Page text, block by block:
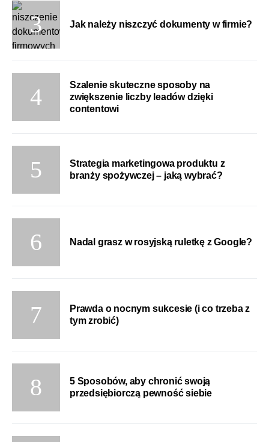
Jak należy niszczyć dokumenty w firmie?
Szalenie skuteczne sposoby na
zwiększenie liczby leadów dzięki
contentowi
Strategia marketingowa produktu z
branży spożywczej – jaką wybrać?
Nadal grasz w rosyjską ruletkę z Google?
Prawda o nocnym sukcesie (i co trzeba z
tym zrobić)
5 Sposobów, aby chronić swoją
przedsiębiorczą pewność siebie